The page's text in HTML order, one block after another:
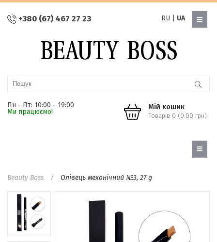
+380 (67) 467 27 23 RU UA
Пн - Пт: 10:00 - 19:00
Ми працюємо!
Мій кошик
Товарів 0 (0.00 грн)
Beauty Boss Олівець механічний №3, 27 g